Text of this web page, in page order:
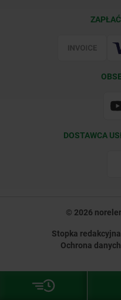
DOSTAWCA
© 2026
Stopka redakcyjna
Ochrona danych